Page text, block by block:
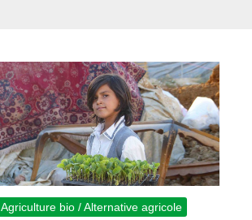
Agriculture bio / Alternative agricole